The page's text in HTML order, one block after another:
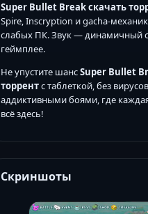
Super Bullet Break скачать
Spire, Inscryption и gacha-
слабых ПК. Звук — динамичный
геймплее.
Не упустите шансSuper Bullet
торрентс таблеткой, без
аддиктивными боями, где
всё здесь!
Скриншоты